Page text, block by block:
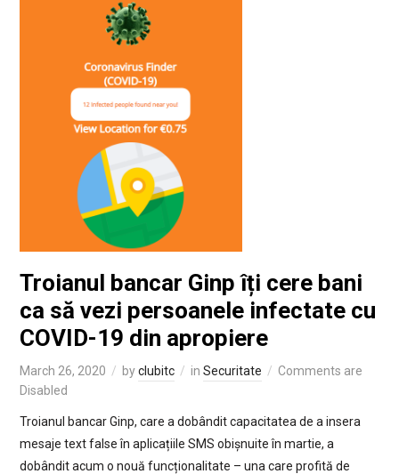
Troianul bancar Ginp îți cere bani
ca să vezi persoanele infectate cu
COVID-19 din apropiere
March 26, 2020 byclubitc in Securitate
Comments are
Disabled
Troianul bancar Ginp, care a dobândit capacitatea de a insera
mesaje text false în aplicațiile SMS obișnuite în martie, a
dobândit acum o nouă funcționalitate – una care profită de